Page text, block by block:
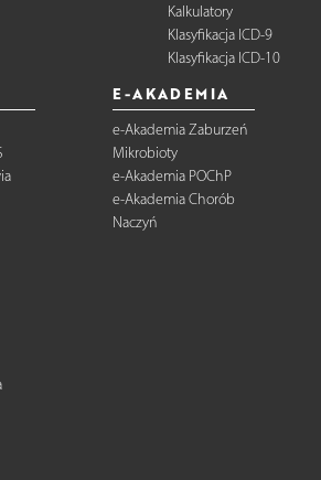
Kalkulatory
Klasyfikacja ICD-9
Klasyfikacja ICD-10
E-AKADEMIA
e-Akademia Zaburzeń
Mikrobioty
e-Akademia POChP
e-Akademia Chorób
Naczyń